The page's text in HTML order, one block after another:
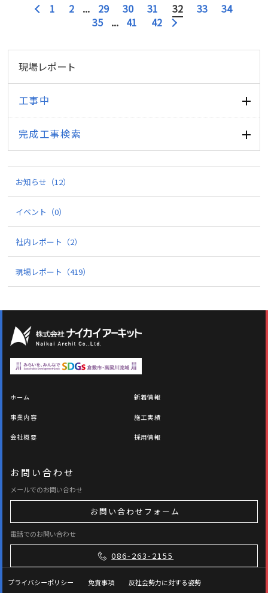
1 2 ... 29 30 31 32 33
34
35
... 41 42
現場レポート
工事中
完成工事検索
お知らせ （12）
イベント （0）
社内レポート （2）
現場レポート （419）
ホーム 新着情報
事業内容 施工実績
会社概要 採用情報
お問い合わせ
メールでのお問い合わせ
お問い合わせフォーム
電話でのお問い合わせ
086-263-2155
プライバシーポリシー 免責事項
反社会勢力に対する姿勢